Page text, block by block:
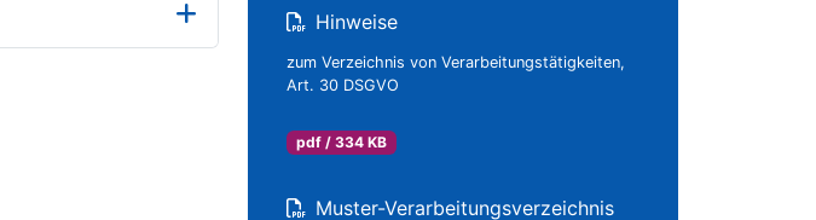
Hinweise
zum Verzeichnis von Verarbeitungstätigkeiten,
Art. 30 DSGVO
pdf / 334 KB
Muster-Verarbeitungsverzeichnis